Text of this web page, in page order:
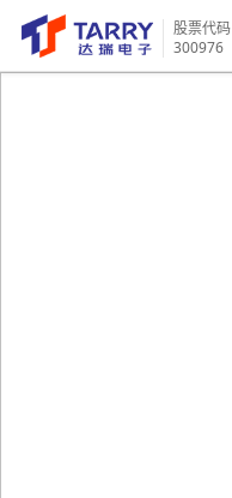
股票代码
300976